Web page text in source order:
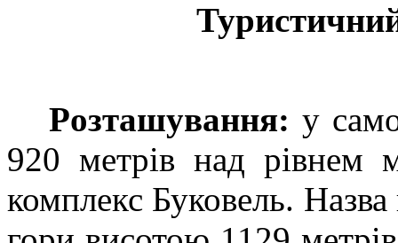
Розташування: у
920 метрів над рівнем
комплекс Буковель.